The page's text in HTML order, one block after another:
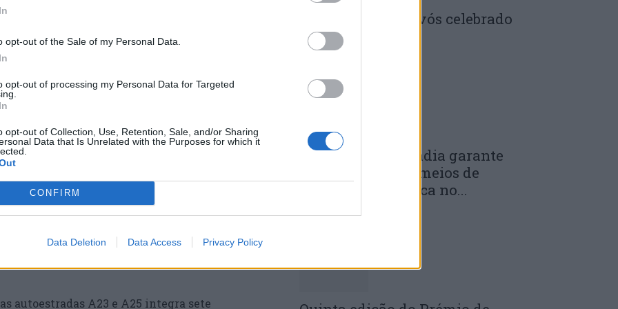
opt-out of the Sale of my Personal Data.
opt-out of processing my Personal Data for Targeted
opt-out of Collection, Use, Retention, Sale, and/or Sharing
Data that Is Unrelated with the Purposes for which it
CONFIRM
Data Deletion Data Access Privacy Policy
rural da Covilhã o passe custar mais de
representantes da associação ambientalista
loco a sua realidade económica e social e a
e as suas ligações rodoviárias e ferroviárias
acaso sabem que os transportes públicos mais
escassos e há concelhos e outras localidades
horários acessíveis e regulares?”,
ferroviárias “caras e raras”, que obrigam a
Porto ou Coimbra, como ir ao médico ou tratar
no dia seguinte, com custos de
autoestradas A23 e A25 integra sete
Penela: Dia dos Avós celebrado
em comunidade
Município de Anadia garante
manutenção dos meios de
emergência médica no...